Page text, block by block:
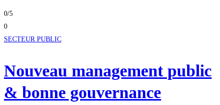
0/5
0
SECTEUR PUBLIC
Nouveau management public
& bonne gouvernance